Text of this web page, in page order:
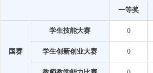
一等奖
国赛
学生技能大赛 0
学生创新创业大赛 0